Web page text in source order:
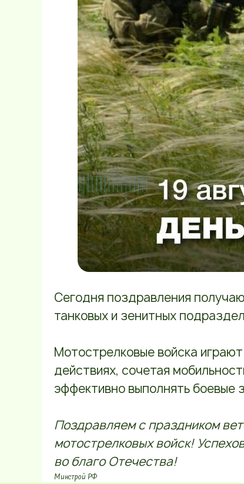
Сегодня поздравления
танковых и зенитных
Мотострелковые войска
действиях, сочетая
эффективно выполнять боевые
Поздравляем с праздником
мотострелковых войск!
во благо Отечества!
Минстрой РФ